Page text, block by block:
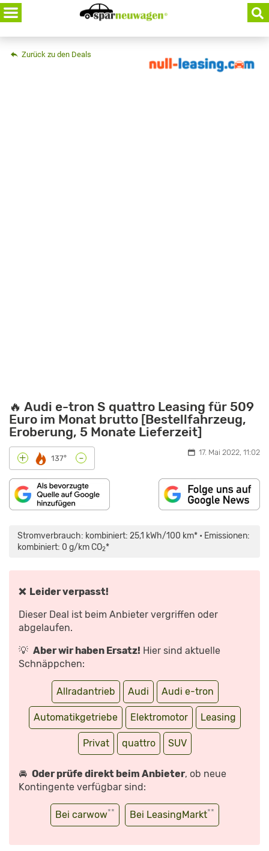
Skip
to
content
Zurück zu den Deals
🔥 Audi e-tron S quattro Leasing für 509
Euro im Monat brutto [Bestellfahrzeug,
Eroberung, 5 Monate Lieferzeit]
+ 137° - 17. Mai 2022, 11:02
Stromverbrauch: kombiniert: 25,1 kWh/100 km* • Emissionen:
kombiniert: 0 g/km CO2*
❌ Leider verpasst!
Dieser Deal ist beim Anbieter vergriffen oder
abgelaufen.
💡 Aber wir haben Ersatz! Hier sind aktuelle
Schnäppchen:
Allradantrieb Audi Audi e-tron
Automatikgetriebe Elektromotor Leasing
Privat quattro SUV
🚘 Oder prüfe direkt beim Anbieter, ob neue
Kontingente verfügbar sind:
Bei carwow** Bei LeasingMarkt**
TRON:
WAS
KANN
DER
AUTO
UND
SPORT“
VON
YOUTUBE